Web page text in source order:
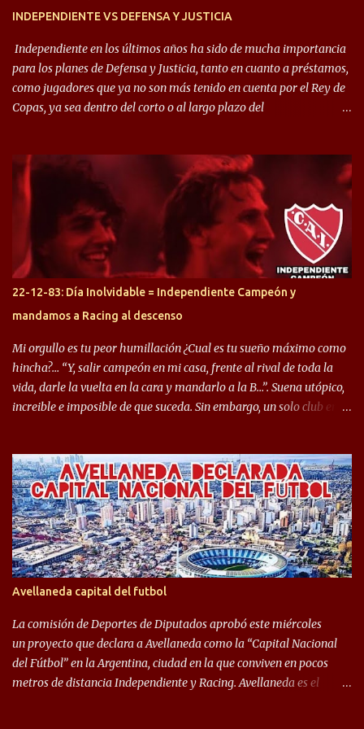
INDEPENDIENTE VS DEFENSA Y JUSTICIA
Independiente en los últimos años ha sido de mucha importancia
para los planes de Defensa y Justicia, tanto en cuanto a préstamos,
como jugadores que ya no son más tenido en cuenta por el Rey de
Copas, ya sea dentro del corto o al largo plazo del
Halcón de Varela, como lo es Brian Romero, quien paso a
préstamo allí durante el último mercado de pases y ha rendido de
gran manera, convirtiendo goles importantes, sobre todo en la
copa sudamericana. Pero no sucedió lo mismo en cuanto al
rendimiento que ha producido en el Rojo. Pasando a jugadores que
jugaron en Defensa y ahora están en el rojo, tenemos a la dupla
Gastón Togni y Domingo Blanco, donde ambos explotaron
futbolísticamente hablando en el equipo de Varela, donde, por
ejemplo, el caso de Mingo llego a ser tenido en cuenta para el
Seleccionado Argentino, rendimiento que aún no ha logrado
mostrar en Independiente. En e...
22-12-83: Día Inolvidable = Independiente Campeón y
mandamos a Racing al descenso
Mi orgullo es tu peor humillación ¿Cual es tu sueño máximo como
hincha?… “Y, salir campeón en mi casa, frente al rival de toda la
vida, darle la vuelta en la cara y mandarlo a la B…”. Suena utópico,
increible e imposible de que suceda. Sin embargo, un solo club en el
campeonato del '83 año consagratorio para el Rojo y, por el otro, el
haber mandado al descenso a su eterno rival. 22 de diciembre de
1983 es una fecha que pocos hinchas de Independiente pueden
dejar en el olvido. Es que ese día, el "Rojo" derrotó a Racing por 2 a
0, se consagró campeón y, además, mandó al descenso a su eterno
rival. El clásico de Avellaneda marcó el epílogo del campeonato,
algo totalmente inusual para estas épocas, donde la violencia no
permite encuentros de riesgo sobre el final de los torneos. En la
década del ochenta y con una democracia flo...
Avellaneda capital del futbol
La comisión de Deportes de Diputados aprobó este miércoles
un proyecto que declara a Avellaneda como la “Capital Nacional
del Fútbol” en la Argentina, ciudad en la que conviven en pocos
metros de distancia Independiente y Racing. Avellaneda es el